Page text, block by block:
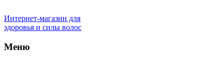
Интернет-магазин для
здоровья и силы волос
Меню